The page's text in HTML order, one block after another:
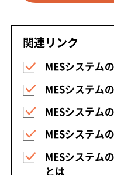
関連リンク
MESシステム
MESシステム
MESシステム
MESシステム
MESシステム
とは